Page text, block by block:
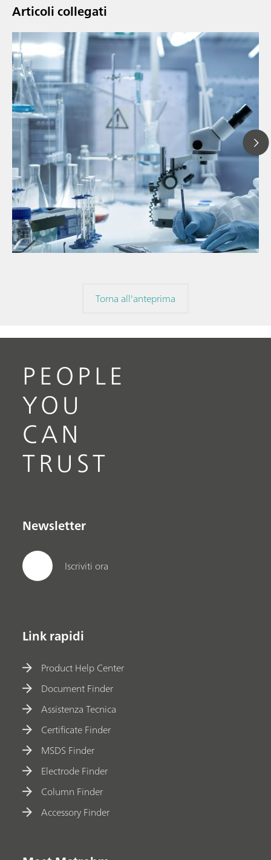
Articoli collegati
// Articolo
// Spettroscopia nel vicino infrarosso (NIR)
// Misure dirette
Torna all'anteprima
PEOPLE
YOU
CAN
TRUST
Newsletter
Iscriviti ora
Link rapidi
Product Help Center
Document Finder
Assistenza Tecnica
Certificate Finder
MSDS Finder
Electrode Finder
Column Finder
Accessory Finder